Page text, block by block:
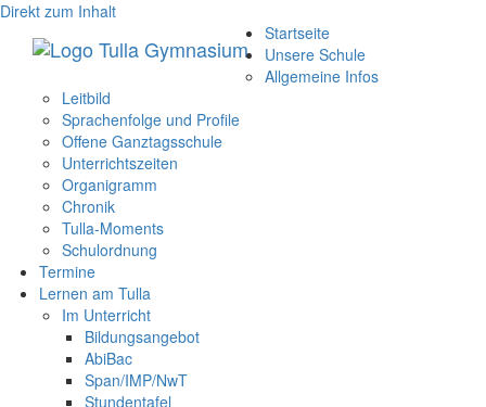
Direkt zum Inhalt
Startseite
Unsere Schule
Allgemeine Infos
Leitbild
Sprachenfolge und Profile
Offene Ganztagsschule
Unterrichtszeiten
Organigramm
Chronik
Tulla-Moments
Schulordnung
Termine
Lernen am Tulla
Im Unterricht
Bildungsangebot
AbiBac
Span/IMP/NwT
Stundentafel